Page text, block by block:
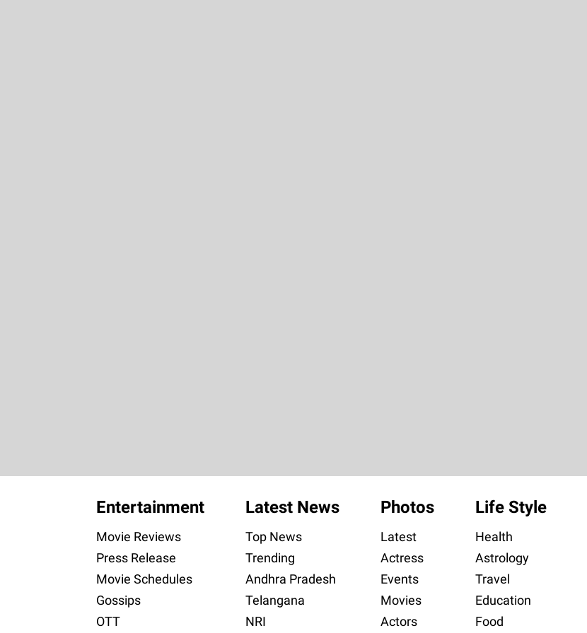
Entertainment
Movie Reviews
Press Release
Movie Schedules
Gossips
OTT
Latest News
Top News
Trending
Andhra Pradesh
Telangana
NRI
Photos
Latest
Actress
Events
Movies
Actors
Life Style
Health
Astrology
Travel
Education
Food